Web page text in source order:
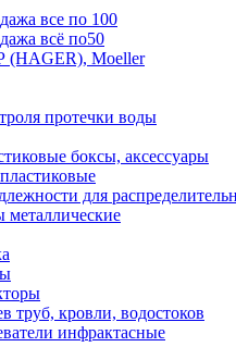
все по 100
всё по50
Moeller
протечки воды
боксы, аксессуары
для
труб, кровли, водостоков
инфрактасные